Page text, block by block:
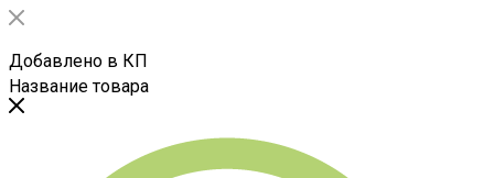
Добавлено в КП
Название товара